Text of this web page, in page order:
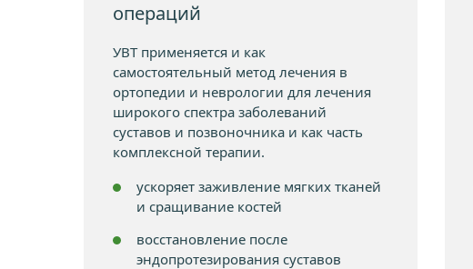
операций
УВТ применяется и как
самостоятельный метод лечения в
ортопедии и неврологии для лечения
широкого спектра заболеваний
суставов и позвоночника и как часть
комплексной терапии.
ускоряет заживление мягких тканей
и сращивание костей
восстановление после
эндопротезирования суставов